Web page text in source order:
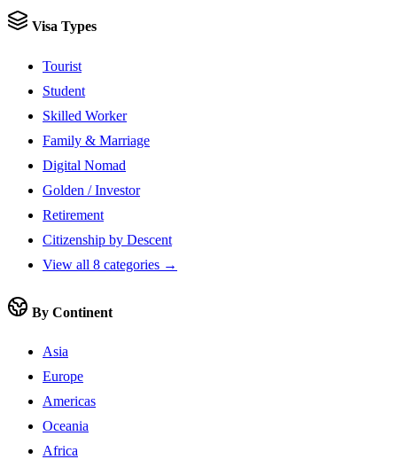
Visa Types
Tourist
Student
Skilled Worker
Family & Marriage
Digital Nomad
Golden / Investor
Retirement
Citizenship by Descent
View all 8 categories →
By Continent
Asia
Europe
Americas
Oceania
Africa